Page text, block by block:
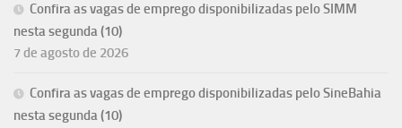
Confira as vagas de emprego disponibilizadas pelo SIMM
nesta segunda (10)
7 de agosto de 2026
Confira as vagas de emprego disponibilizadas pelo SineBahia
nesta segunda (10)